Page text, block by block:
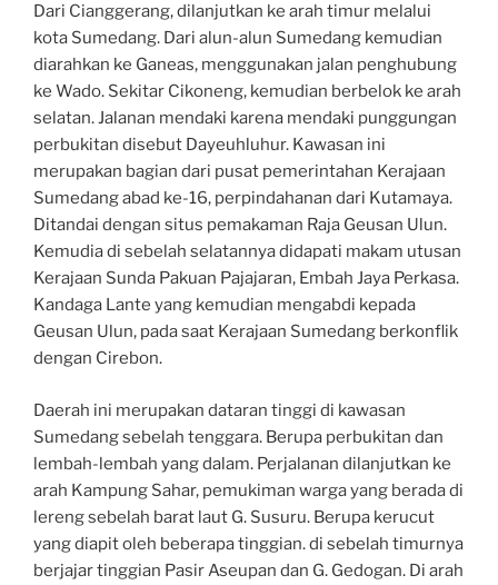
Dari Cianggerang, dilanjutkan ke arah timur melalui
kota Sumedang. Dari alun-alun Sumedang kemudian
diarahkan ke Ganeas, menggunakan jalan penghubung
ke Wado. Sekitar Cikoneng, kemudian berbelok ke arah
selatan. Jalanan mendaki karena mendaki punggungan
perbukitan disebut Dayeuhluhur. Kawasan ini
merupakan bagian dari pusat pemerintahan Kerajaan
Sumedang abad ke-16, perpindahanan dari Kutamaya.
Ditandai dengan situs pemakaman Raja Geusan Ulun.
Kemudia di sebelah selatannya didapati makam utusan
Kerajaan Sunda Pakuan Pajajaran, Embah Jaya Perkasa.
Kandaga Lante yang kemudian mengabdi kepada
Geusan Ulun, pada saat Kerajaan Sumedang berkonflik
dengan Cirebon.
Daerah ini merupakan dataran tinggi di kawasan
Sumedang sebelah tenggara. Berupa perbukitan dan
lembah-lembah yang dalam. Perjalanan dilanjutkan ke
arah Kampung Sahar, pemukiman warga yang berada di
lereng sebelah barat laut G. Susuru. Berupa kerucut
yang diapit oleh beberapa tinggian. di sebelah timurnya
berjajar tinggian Pasir Aseupan dan G. Gedogan. Di arah